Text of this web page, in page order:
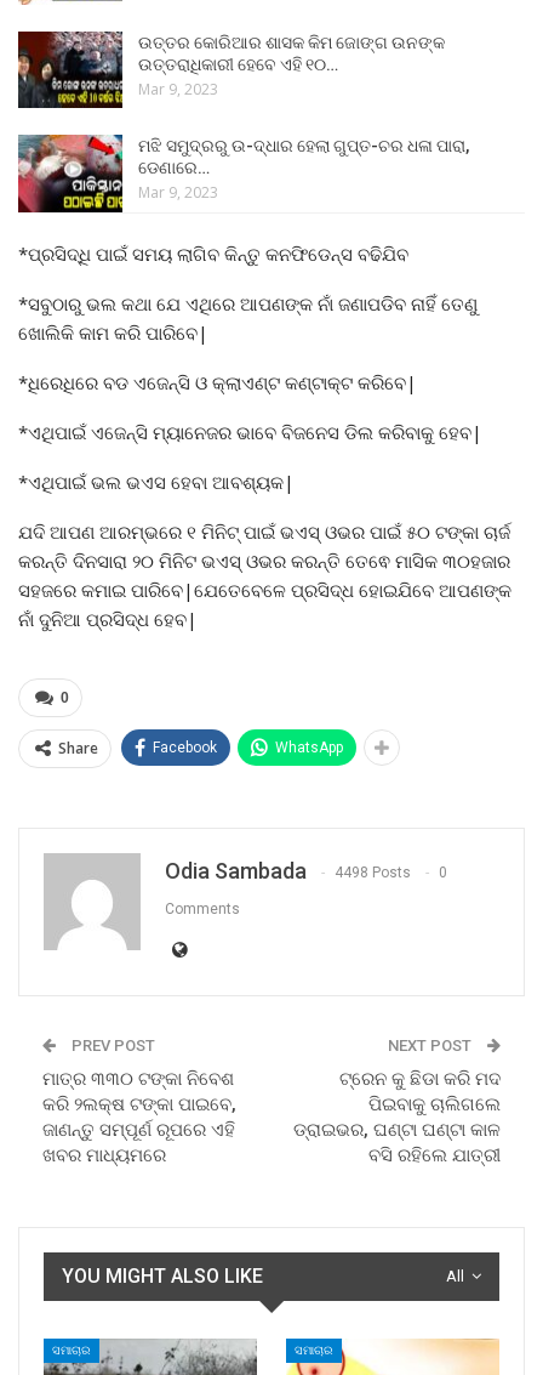
ଉତ୍ତର କୋରିଆର ଶାସକ କିମ ଜୋଙ୍ଗ ଉନଙ୍କ
ଉତ୍ତରାଧିକାରୀ ହେବେ ଏହି ୧୦…
Mar 9, 2023
ମଝି ସମୁଦ୍ରରୁ ଉ-ଦ୍ଧାର ହେଲା ଗୁପ୍ତ-ଚର ଧଳା ପାରା,
ଡେଣାରେ…
Mar 9, 2023
*ପ୍ରସିଦ୍ଧି ପାଇଁ ସମୟ ଲାଗିବ କିନ୍ତୁ କନଫିଡେନ୍ସ ବଢିଯିବ
*ସବୁଠାରୁ ଭଲ କଥା ଯେ ଏଥିରେ ଆପଣଙ୍କ ନାଁ ଜଣାପଡିବ ନାହିଁ ତେଣୁ
ଖୋଲିକି କାମ କରି ପାରିବେ|
*ଧିରେଧିରେ ବଡ ଏଜେନ୍ସି ଓ କ୍ଲାଏଣ୍ଟ କଣ୍ଟାକ୍ଟ କରିବେ|
*ଏଥିପାଇଁ ଏଜେନ୍ସି ମ୍ୟାନେଜର ଭାବେ ବିଜନେସ ଡିଲ କରିବାକୁ ହେବ|
*ଏଥିପାଇଁ ଭଲ ଭଏସ ହେବା ଆବଶ୍ୟକ|
ଯଦି ଆପଣ ଆରମ୍ଭରେ ୧ ମିନିଟ୍ ପାଇଁ ଭଏସ୍ ଓଭର ପାଇଁ ୫୦ ଟଙ୍କା ଚାର୍ଜ
କରନ୍ତି ଦିନସାରା ୨୦ ମିନିଟ ଭଏସ୍ ଓଭର କରନ୍ତି ତେଵେ ମାସିକ ୩୦ହଜାର
ସହଜରେ କମାଇ ପାରିବେ|ଯେତେବେଳେ ପ୍ରସିଦ୍ଧ ହୋଇଯିବେ ଆପଣଙ୍କ
ନାଁ ଦୁନିଆ ପ୍ରସିଦ୍ଧ ହେବ|
0
Share Facebook WhatsApp
Odia Sambada 4498 Posts 0
Comments
PREV POST
ମାତ୍ର ୩୩୦ ଟଙ୍କା ନିବେଶ
କରି ୨ଲକ୍ଷ ଟଙ୍କା ପାଇବେ,
ଜାଣନ୍ତୁ ସମ୍ପୂର୍ଣ ରୂପରେ ଏହି
ଖବର ମାଧ୍ୟମରେ
NEXT POST
ଟ୍ରେନ କୁ ଛିଡା କରି ମଦ
ପିଇବାକୁ ଚାଲିଗଲେ
ଡ୍ରାଇଭର, ଘଣ୍ଟା ଘଣ୍ଟା କାଳ
ବସି ରହିଲେ ଯାତ୍ରୀ
All
YOU MIGHT ALSO LIKE
ସମାଚାର ସମାଚାର